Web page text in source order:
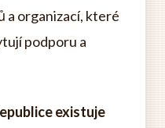
a organizací, které
podporu a
existuje